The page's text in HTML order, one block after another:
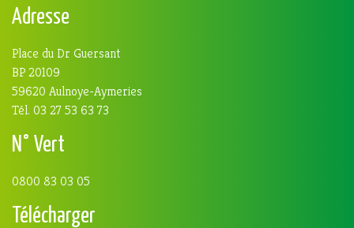
Adresse
Place du Dr Guersant
BP 20109
59620 Aulnoye-Aymeries
Tél. 03 27 53 63 73
N° Vert
0800 83 03 05
Télécharger